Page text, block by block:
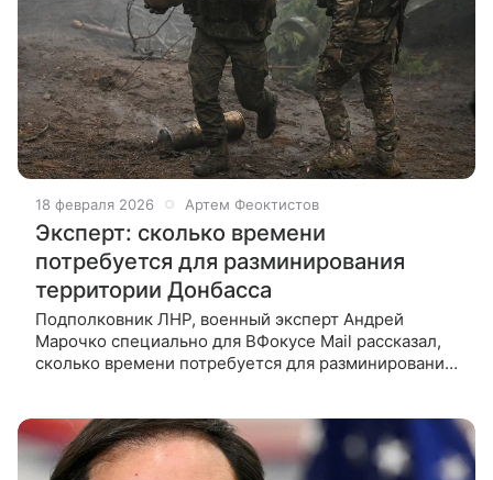
18 февраля 2026 Артем Феоктистов
Эксперт: сколько времени
потребуется для разминирования
территории Донбасса
Подполковник ЛНР, военный эксперт Андрей
Марочко специально для ВФокусе Mail рассказал,
сколько времени потребуется для разминирования